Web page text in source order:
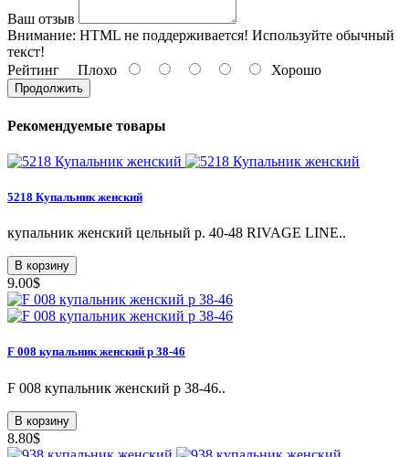
Ваш отзыв
Внимание: HTML не поддерживается! Используйте обычный
текст!
Рейтинг Плохо Хорошо
Продолжить
Рекомендуемые товары
5218 Купальник женский
купальник женский цельный р. 40-48 RIVAGE LINE..
В корзину
9.00$
F 008 купальник женский р 38-46
F 008 купальник женский р 38-46..
В корзину
8.80$